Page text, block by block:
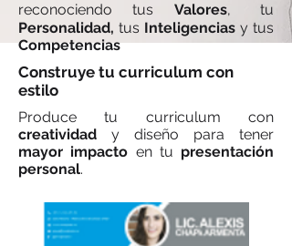
reconociendo tus Valores, tu
Personalidad, tus Inteligencias y tus
Competencias
Construye tu curriculum con
estilo
Produce tu curriculum con
creatividad y diseño para tener
mayor impacto en tu presentación
personal.